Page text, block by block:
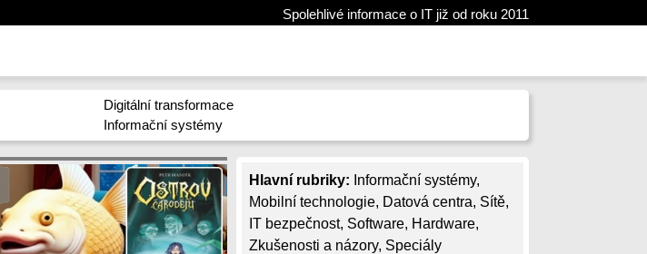
Spolehlivé informace o IT již od roku 2011
Digitální transformace
Informační systémy
Hlavní rubriky: Informační systémy,
Mobilní technologie, Datová centra, Sítě,
IT bezpečnost, Software, Hardware,
Zkušenosti a názory, Speciály